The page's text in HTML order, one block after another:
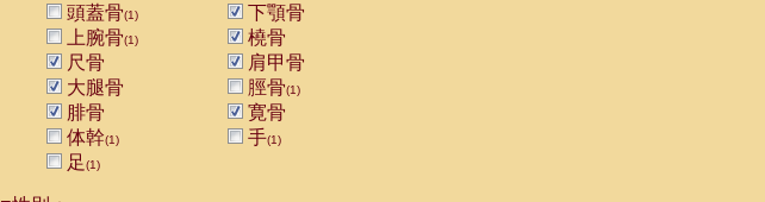
頭蓋骨(1)
下顎骨
上腕骨(1)
橈骨
尺骨
肩甲骨
大腿骨
脛骨(1)
腓骨
寛骨
体幹(1) 手(1)
足(1)